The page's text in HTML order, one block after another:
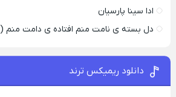
ادا سینا پارسیان
دل بسته ی نامت منم افتاده ی دامت
دانلود ریمیکس ترند